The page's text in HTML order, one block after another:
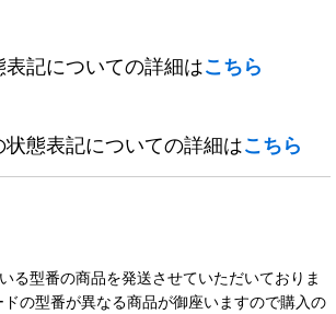
記についての詳細はこちら
態表記についての詳細はこちら
る型番の商品を発送させていただいておりま
の型番が異なる商品が御座いますので購入の